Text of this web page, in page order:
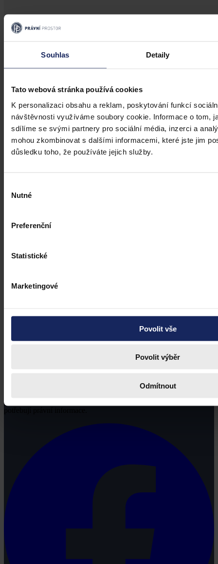
Souhlas Detaily
Tato webová stránka používá cookies
K personalizaci obsahu a reklam, poskytování funkcí
návštěvnosti využíváme soubory cookie. Informace o tom,
sdílíme se svými partnery pro sociální média, inzerci a
mohou zkombinovat s dalšími informacemi, které jste jim
důsledku toho, že používáte jejich služby.
souhlasu
Nutné
Preferenční
Statistické
Marketingové
Povolit vše
Povolit výběr
Odmítnout
Aktuality
mohly být nepromlčitelné, navrhla
koalice
Praha 1. srpna (ČTK) - Úkladná vražda a některé další trestné činy s
také například o některé činy související s obecným ohrožením,
teroristickým útokem a terorem, za něž hrozí až výjimečný trest.
ČTK • 3. srpna 2026, 10:04
profesionálové a zástupci právnických profesí, ale všichni, kteří